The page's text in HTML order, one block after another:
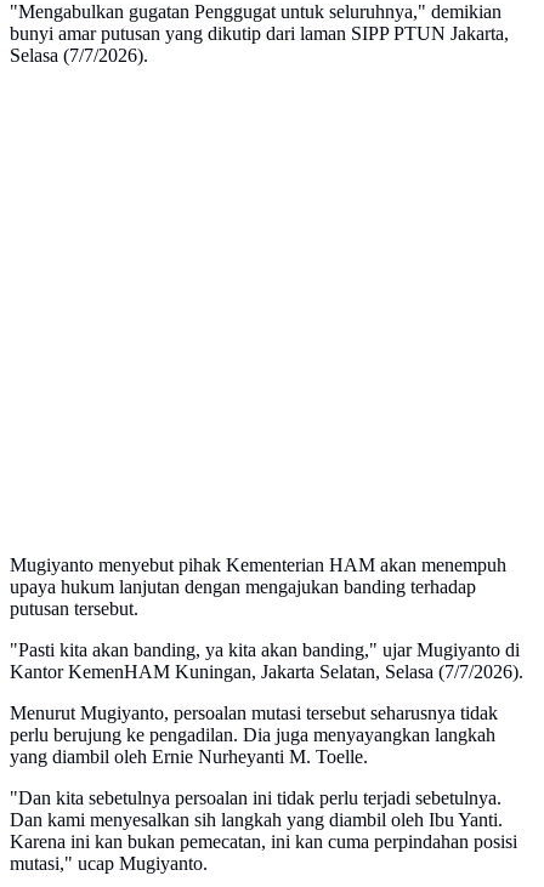
"Mengabulkan gugatan Penggugat untuk seluruhnya," demikian
bunyi amar putusan yang dikutip dari laman SIPP PTUN Jakarta,
Selasa (7/7/2026).
Mugiyanto menyebut pihak Kementerian HAM akan menempuh
upaya hukum lanjutan dengan mengajukan banding terhadap
putusan tersebut.
"Pasti kita akan banding, ya kita akan banding," ujar Mugiyanto di
Kantor KemenHAM Kuningan, Jakarta Selatan, Selasa (7/7/2026).
Menurut Mugiyanto, persoalan mutasi tersebut seharusnya tidak
perlu berujung ke pengadilan. Dia juga menyayangkan langkah
yang diambil oleh Ernie Nurheyanti M. Toelle.
"Dan kita sebetulnya persoalan ini tidak perlu terjadi sebetulnya.
Dan kami menyesalkan sih langkah yang diambil oleh Ibu Yanti.
Karena ini kan bukan pemecatan, ini kan cuma perpindahan posisi
mutasi," ucap Mugiyanto.